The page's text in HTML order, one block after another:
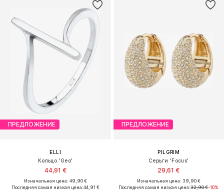
ПРЕДЛОЖЕНИЕ
ELLI
Кольцо 'Geo'
44,91 €
Изначальная цена: 49,90 €
Последняя самая низкая цена:44,91 €
ПРЕДЛОЖЕНИЕ
PILGRIM
Серьги 'Focus'
29,61 €
Изначальная цена: 39,90 €
Последняя самая низкая цена:32,90 €-10%